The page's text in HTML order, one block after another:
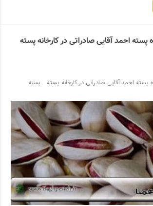
احمد آقایی صادراتی در کارخانه پسته
احمد آقایی صادراتی در کارخانه پسته
بسته